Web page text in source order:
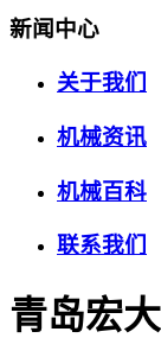
新闻中心
关于我们
机械资讯
机械百科
联系我们
青岛宏